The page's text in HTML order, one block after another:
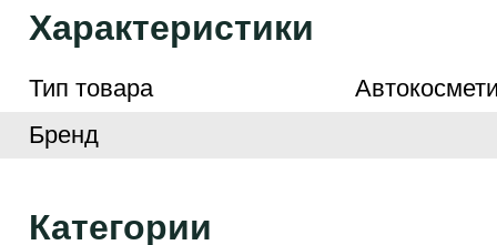
Характеристики
Тип товара
Бренд
Категории